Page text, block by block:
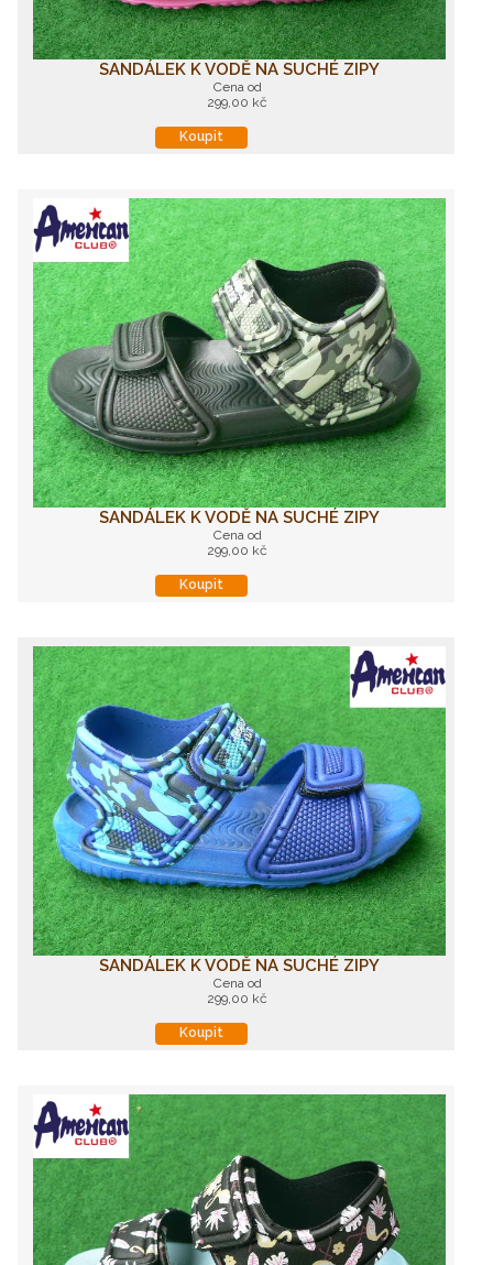
SANDÁLEK K VODĚ NA SUCHÉ ZIPY
Cena od
299,00 kč
Koupit
SANDÁLEK K VODĚ NA SUCHÉ ZIPY
Cena od
299,00 kč
Koupit
SANDÁLEK K VODĚ NA SUCHÉ ZIPY
Cena od
299,00 kč
Koupit